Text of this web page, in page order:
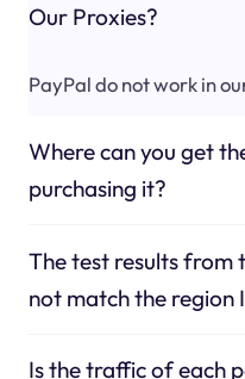
Our Proxies?
PayPal do not work in
Where can you get
purchasing it?
The test results from
not match the region
Is the traffic of each